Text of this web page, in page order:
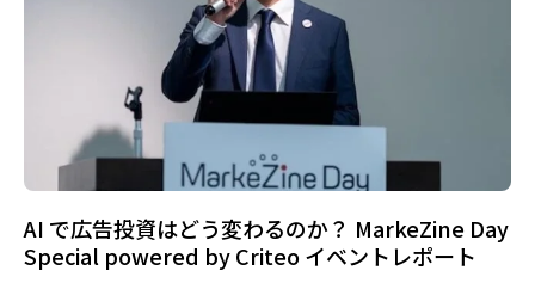
AI で広告投資はどう変わるのか？ MarkeZine Day
Special powered by Criteo イベントレポート